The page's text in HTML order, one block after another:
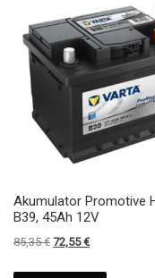
Akumulator Promotive
B39, 45Ah 12V
85,35€ Izvirna cena je bila:
72,55€Trenutna